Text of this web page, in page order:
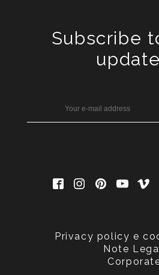
Subscribe
Privacy policy e
Note